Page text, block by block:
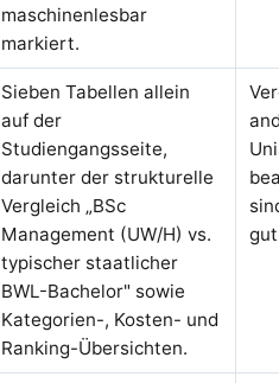
maschinenlesbar
markiert.
Sieben Tabellen allein
auf der
Studiengangsseite,
darunter der strukturelle
Vergleich „BSc
Management (UW/H) vs.
typischer staatlicher
BWL-Bachelor" sowie
Kategorien-, Kosten- und
Ranking-Übersichten.